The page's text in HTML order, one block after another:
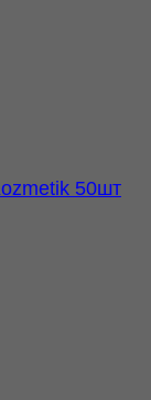
50шт